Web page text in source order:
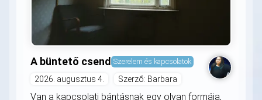
A büntető csend Szerelem és kapcsolatok
2026. augusztus 4. Szerző: Barbara
Van a kapcsolati bántásnak egy olyan formája,